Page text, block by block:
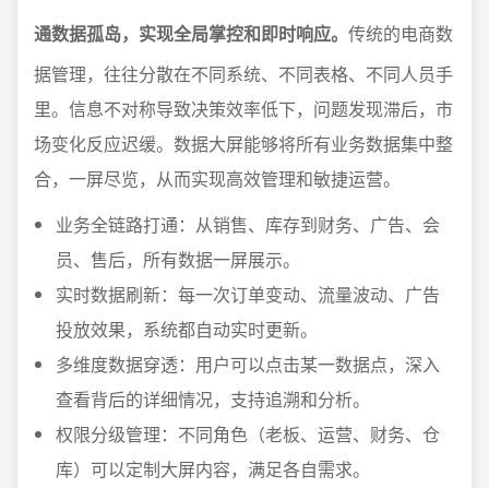
通数据孤岛，实现全局掌控和即时响应。 传统的电商数
据管理，往往分散在不同系统、不同表格、不同人员手
里。信息不对称导致决策效率低下，问题发现滞后，市
场变化反应迟缓。数据大屏能够将所有业务数据集中整
合，一屏尽览，从而实现高效管理和敏捷运营。
业务全链路打通：从销售、库存到财务、广告、会
员、售后，所有数据一屏展示。
实时数据刷新：每一次订单变动、流量波动、广告
投放效果，系统都自动实时更新。
多维度数据穿透：用户可以点击某一数据点，深入
查看背后的详细情况，支持追溯和分析。
权限分级管理：不同角色（老板、运营、财务、仓
库）可以定制大屏内容，满足各自需求。